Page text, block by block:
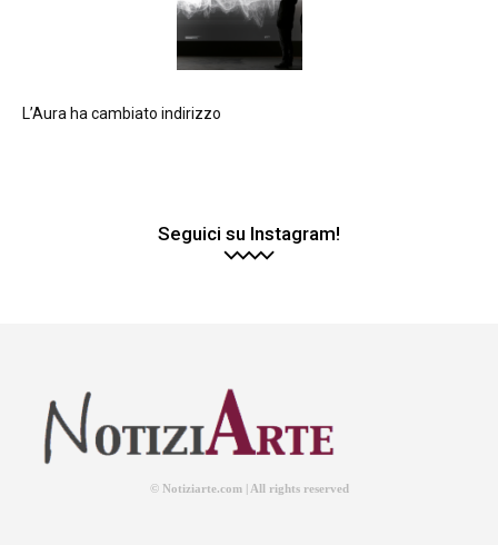
L’Aura ha cambiato indirizzo
Seguici su Instagram!
© Notiziarte.com | All rights reserved